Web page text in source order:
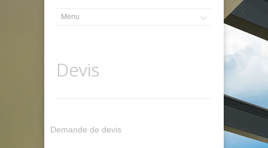
Devis
Demande de devis